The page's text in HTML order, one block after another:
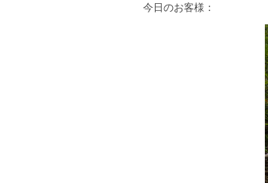
今日のお客様：